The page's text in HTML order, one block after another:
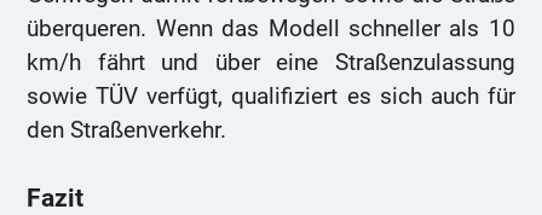
überqueren. Wenn das Modell schneller als 10
km/h fährt und über eine Straßenzulassung
sowie TÜV verfügt, qualifiziert es sich auch für
den Straßenverkehr.
Fazit